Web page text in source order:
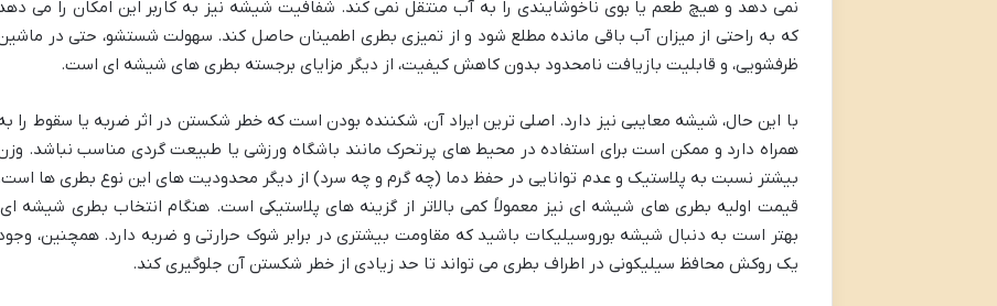
نمی دهد و هیچ طعم یا بوی ناخوشایندی را به آب منتقل نمی کند. شفافیت شیشه نیز به کاربر این امکان را می
که به راحتی از میزان آب باقی مانده مطلع شود و از تمیزی بطری اطمینان حاصل کند. سهولت شستشو، حتی در
ظرفشویی، و قابلیت بازیافت نامحدود بدون کاهش کیفیت، از دیگر مزایای برجسته بطری های شیشه ای است.
با این حال، شیشه معایبی نیز دارد. اصلی ترین ایراد آن، شکننده بودن است که خطر شکستن در اثر ضربه یا سقوط را
همراه دارد و ممکن است برای استفاده در محیط های پرتحرک مانند باشگاه ورزشی یا طبیعت گردی مناسب نباشد.
بیشتر نسبت به پلاستیک و عدم توانایی در حفظ دما (چه گرم و چه سرد) از دیگر محدودیت های این نوع بطری ها
قیمت اولیه بطری های شیشه ای نیز معمولاً کمی بالاتر از گزینه های پلاستیکی است. هنگام انتخاب بطری شیشه
بهتر است به دنبال شیشه بوروسیلیکات باشید که مقاومت بیشتری در برابر شوک حرارتی و ضربه دارد. همچنین،
یک روکش محافظ سیلیکونی در اطراف بطری می تواند تا حد زیادی از خطر شکستن آن جلوگیری کند.